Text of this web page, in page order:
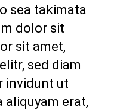
sea takimata
dolor sit
sit amet,
sed diam
invidunt ut
aliquyam erat,